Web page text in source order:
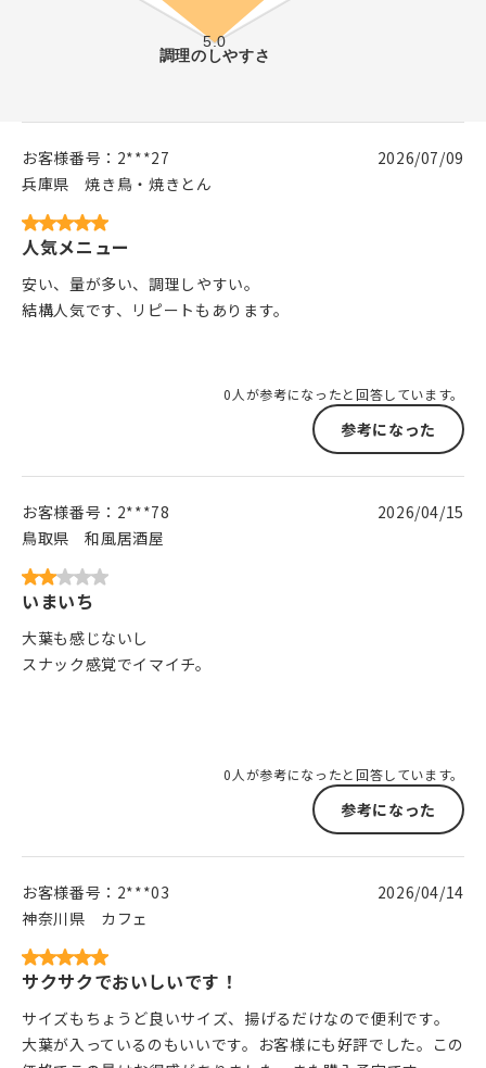
お客様番号： 2***27
兵庫県
焼き鳥・焼きとん
2026/07/09
人気メニュー
安い、量が多い、調理しやすい。
結構人気です、リピートもあります。
0人が参考になったと回答しています。
参考になった
お客様番号： 2***78
鳥取県
和風居酒屋
2026/04/15
いまいち
大葉も感じないし
スナック感覚でイマイチ。
0人が参考になったと回答しています。
参考になった
お客様番号： 2***03
神奈川県
カフェ
2026/04/14
サクサクでおいしいです！
サイズもちょうど良いサイズ、揚げるだけなので便利です。
大葉が入っているのもいいです。お客様にも好評でした。この